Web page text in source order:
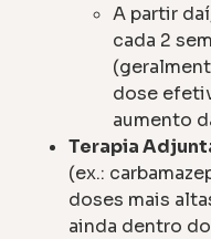
A partir
cada 2
dose
aumento
Terapia
(ex.:
doses mais
ainda dentro